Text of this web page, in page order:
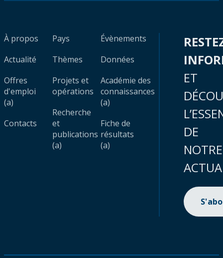
À propos
Actualité
Offres
d'emploi
(a)
Contacts
Pays
Thèmes
Projets et
opérations
Recherche
et
publications
(a)
Évènements
Données
Académie des
connaissances
(a)
Fiche de
résultats
(a)
ET
DE
NOTRE